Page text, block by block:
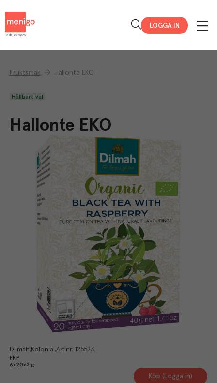
LOGGA IN
Fruktsmak Hallonte EKO
Hållbart val
Hallonte EKO
Dilmah Kolonial Art.nr. 125523
FRP
6x20x2 g
Köp (Logga in)